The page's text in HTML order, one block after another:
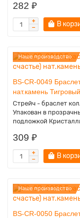
282 ₽
В
Наше производство
BS-CR-0049
нат.камень
Стрейч - браслет
Упакован в
подложкой
309 ₽
В
Наше производство
BS-CR-0050